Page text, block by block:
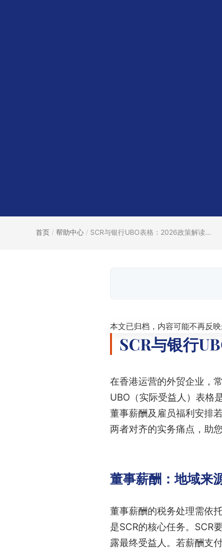
首页 / 帮助中心 / SCR与银行UBO表格：2026政策解读...
本文已归档，内容可能不再反
SCR与银行
在香港运营的外贸企业，
UBO（实际受益人）表格
董事薪酬及雇员福利安排
两者对齐的实务痛点，助
董事薪酬：地域来
董事薪酬的税务处理需依
是SCR的核心任务。SCR
露最终受益人。若薪酬支